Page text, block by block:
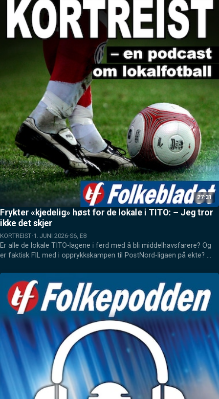
27:31
Frykter «kjedelig» høst for de lokale i TITO: – Jeg tror
ikke det skjer
KORTREIST 1. JUNI 2026 S6, E8
Er alle de lokale TITO-lagene i ferd med å bli middelhavsfarere? Og
er faktisk FIL med i opprykkskampen til PostNord-ligaen på ekte?